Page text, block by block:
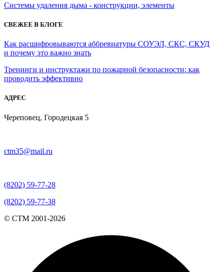
Системы удаления дыма - конструкции, элементы
СВЕЖЕЕ В БЛОГЕ
Как расшифровываются аббревиатуры СОУЭЛ, СКС, СКУД
и почему это важно знать
Тренинги и инструктажи по пожарной безопасности: как
проводить эффективно
АДРЕС
Череповец, Городецкая 5
ctm35@mail.ru
(8202) 59-77-28
(8202) 59-77-38
© СТМ 2001-2026